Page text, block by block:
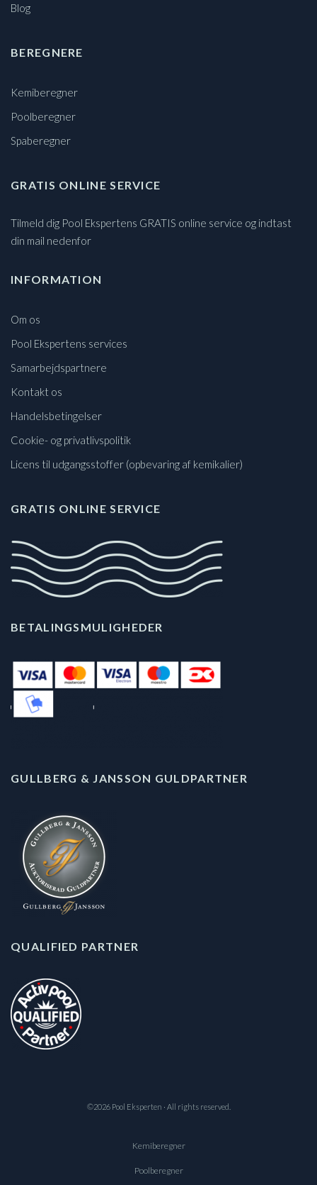
Blog
BEREGNERE
Kemiberegner
Poolberegner
Spaberegner
GRATIS ONLINE SERVICE
Tilmeld dig Pool Ekspertens GRATIS online service og indtast
din mail nedenfor
INFORMATION
Om os
Pool Ekspertens services
Samarbejdspartnere
Kontakt os
Handelsbetingelser
Cookie- og privatlivspolitik
Licens til udgangsstoffer (opbevaring af kemikalier)
GRATIS ONLINE SERVICE
BETALINGSMULIGHEDER
GULLBERG & JANSSON GULDPARTNER
QUALIFIED PARTNER
©2026 Pool Eksperten · All rights reserved.
Kemiberegner
Poolberegner